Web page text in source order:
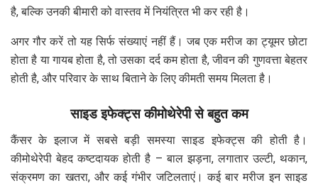
है, बल्कि उनकी बीमारी को वास्तव में नियंत्रित भी कर रही है।
अगर गौर करें तो यह सिर्फ संख्याएं नहीं हैं। जब एक मरीज का ट्यूमर छोटा
होता है या गायब होता है, तो उसका दर्द कम होता है, जीवन की गुणवत्ता बेहतर
होती है, और परिवार के साथ बिताने के लिए कीमती समय मिलता है।
साइड इफेक्ट्स कीमोथेरेपी से बहुत कम
कैंसर के इलाज में सबसे बड़ी समस्या साइड इफेक्ट्स की होती है।
कीमोथेरेपी बेहद कष्टदायक होती है – बाल झड़ना, लगातार उल्टी, थकान,
संक्रमण का खतरा, और कई गंभीर जटिलताएं। कई बार मरीज इन साइड